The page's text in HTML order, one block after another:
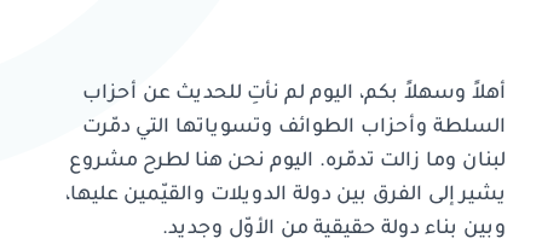
أهلاً وسهلاً بكم، اليوم لم نأتِ للحديث عن أحزاب
السلطة وأحزاب الطوائف وتسوياتها التي دمّرت
لبنان وما زالت تدمّره. اليوم نحن هنا لطرح مشروع
يشير إلى الفرق بين دولة الدويلات والقيّمين عليها،
وبين بناء دولة حقيقية من الأوّل وجديد.